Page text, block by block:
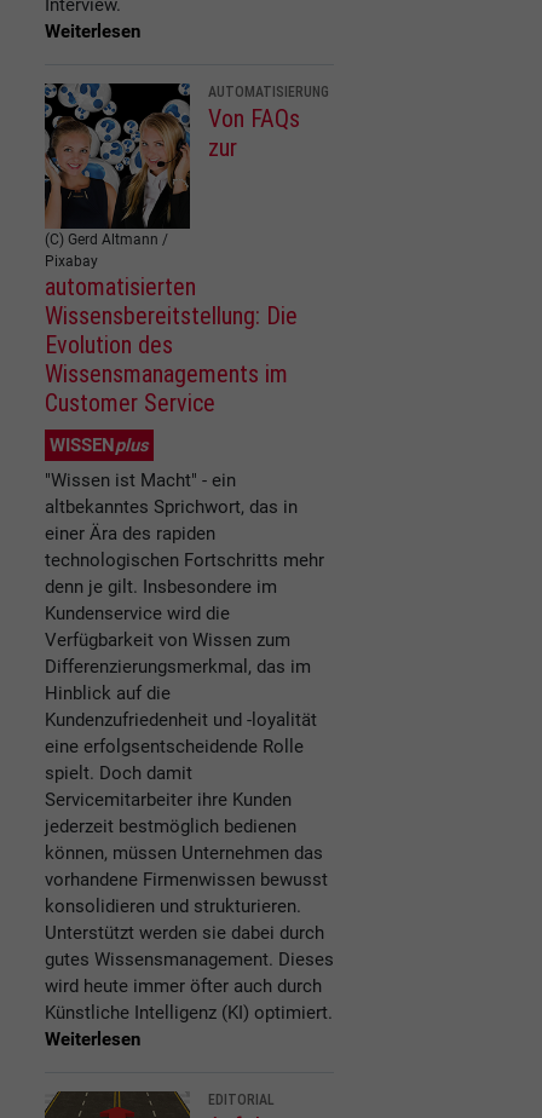
Interview.
Weiterlesen
(C) Gerd Altmann /
Pixabay
AUTOMATISIERUNG
Von FAQs
zur
automatisierten
Wissensbereitstellung: Die
Evolution des
Wissensmanagements im
Customer Service
WISSENplus
"Wissen ist Macht" - ein
altbekanntes Sprichwort, das in
einer Ära des rapiden
technologischen Fortschritts mehr
denn je gilt. Insbesondere im
Kundenservice wird die
Verfügbarkeit von Wissen zum
Differenzierungsmerkmal, das im
Hinblick auf die
Kundenzufriedenheit und -loyalität
eine erfolgsentscheidende Rolle
spielt. Doch damit
Servicemitarbeiter ihre Kunden
jederzeit bestmöglich bedienen
können, müssen Unternehmen das
vorhandene Firmenwissen bewusst
konsolidieren und strukturieren.
Unterstützt werden sie dabei durch
gutes Wissensmanagement. Dieses
wird heute immer öfter auch durch
Künstliche Intelligenz (KI) optimiert.
Weiterlesen
EDITORIAL